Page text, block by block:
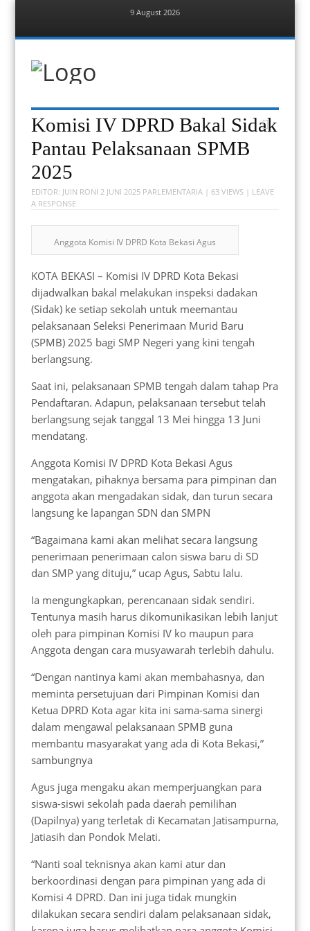
9 August 2026
Menu
to
Berita Bekasi
Menu
Skip
to
content
Komisi IV DPRD Bakal Sidak
Pantau Pelaksanaan SPMB
2025
EDITOR: JUIN RONI 2 JUNI 2025 PARLEMENTARIA| 63 VIEWS | LEAVE
A RESPONSE
Anggota Komisi IV DPRD Kota Bekasi Agus
KOTA BEKASI – Komisi IV DPRD Kota Bekasi
dijadwalkan bakal melakukan inspeksi dadakan
(Sidak) ke setiap sekolah untuk meemantau
pelaksanaan Seleksi Penerimaan Murid Baru
(SPMB) 2025 bagi SMP Negeri yang kini tengah
berlangsung.
Saat ini, pelaksanaan SPMB tengah dalam tahap Pra
Pendaftaran. Adapun, pelaksanaan tersebut telah
berlangsung sejak tanggal 13 Mei hingga 13 Juni
mendatang.
Anggota Komisi IV DPRD Kota Bekasi Agus
mengatakan, pihaknya bersama para pimpinan dan
anggota akan mengadakan sidak, dan turun secara
langsung ke lapangan SDN dan SMPN
“Bagaimana kami akan melihat secara langsung
penerimaan penerimaan calon siswa baru di SD
dan SMP yang dituju,” ucap Agus, Sabtu lalu.
Ia mengungkapkan, perencanaan sidak sendiri.
Tentunya masih harus dikomunikasikan lebih lanjut
oleh para pimpinan Komisi IV ko maupun para
Anggota dengan cara musyawarah terlebih dahulu.
“Dengan nantinya kami akan membahasnya, dan
meminta persetujuan dari Pimpinan Komisi dan
Ketua DPRD Kota agar kita ini sama-sama sinergi
dalam mengawal pelaksanaan SPMB guna
membantu masyarakat yang ada di Kota Bekasi,”
sambungnya
Agus juga mengaku akan memperjuangkan para
siswa-siswi sekolah pada daerah pemilihan
(Dapilnya) yang terletak di Kecamatan Jatisampurna,
Jatiasih dan Pondok Melati.
“Nanti soal teknisnya akan kami atur dan
berkoordinasi dengan para pimpinan yang ada di
Komisi 4 DPRD. Dan ini juga tidak mungkin
dilakukan secara sendiri dalam pelaksanaan sidak,